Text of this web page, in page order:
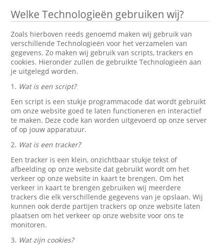
Welke Technologieën gebruiken wij?
Zoals hierboven reeds genoemd maken wij gebruik van
verschillende Technologieën voor het verzamelen van
gegevens. Zo maken wij gebruik van scripts, trackers en
cookies. Hieronder zullen de gebruikte Technologieën aan
je uitgelegd worden.
1. Wat is een script?
Een script is een stukje programmacode dat wordt gebruikt
om onze website goed te laten functioneren en interactief
te maken. Deze code kan worden uitgevoerd op onze server
of op jouw apparatuur.
2. Wat is een tracker?
Een tracker is een klein, onzichtbaar stukje tekst of
afbeelding op onze website dat gebruikt wordt om het
verkeer op onze website in kaart te brengen. Om het
verkeer in kaart te brengen gebruiken wij meerdere
trackers die elk verschillende gegevens van je opslaan. Wij
kunnen ook derde partijen trackers op onze website laten
plaatsen om het verkeer op onze website voor ons te
monitoren.
3. Wat zijn cookies?